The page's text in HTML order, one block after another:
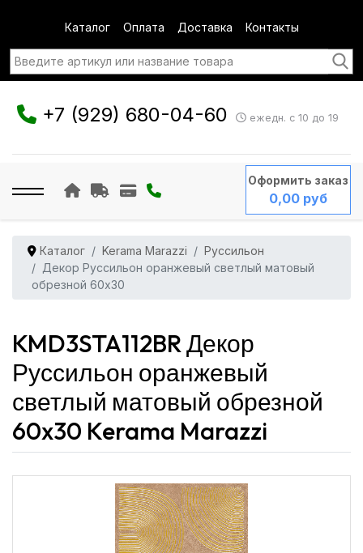
Каталог Оплата Доставка Контакты
+7 (929) 680-04-60 ежедн. с 10 до 19
Оформить заказ
0,00 руб
Каталог Kerama Marazzi
Руссильон
Декор Руссильон оранжевый светлый матовый
обрезной 60x30
KMD3STA112BR Декор
Руссильон оранжевый
светлый матовый обрезной
60x30 Kerama Marazzi